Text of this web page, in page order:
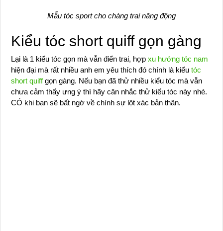
Mẫu tóc sport cho chàng trai năng động
Kiểu tóc short quiff gọn gàng
Lại là 1 kiểu tóc gọn mà vẫn điển trai, hợpxu hướng tóc nam
hiện đại mà rất nhiều anh em yêu thích đó chính là kiểutóc
short quiffgọn gàng. Nếu bạn đã thử nhiều kiểu tóc mà vẫn
chưa cảm thấy ưng ý thì hãy cân nhắc thử kiểu tóc này nhé.
CÓ khi bạn sẽ bất ngờ về chính sự lột xác bản thân.